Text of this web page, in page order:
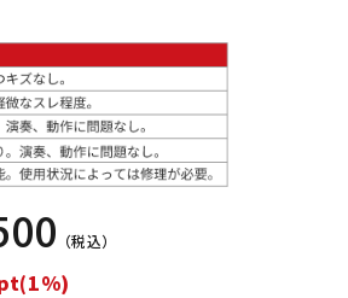
ヴィンテージ
（税込）